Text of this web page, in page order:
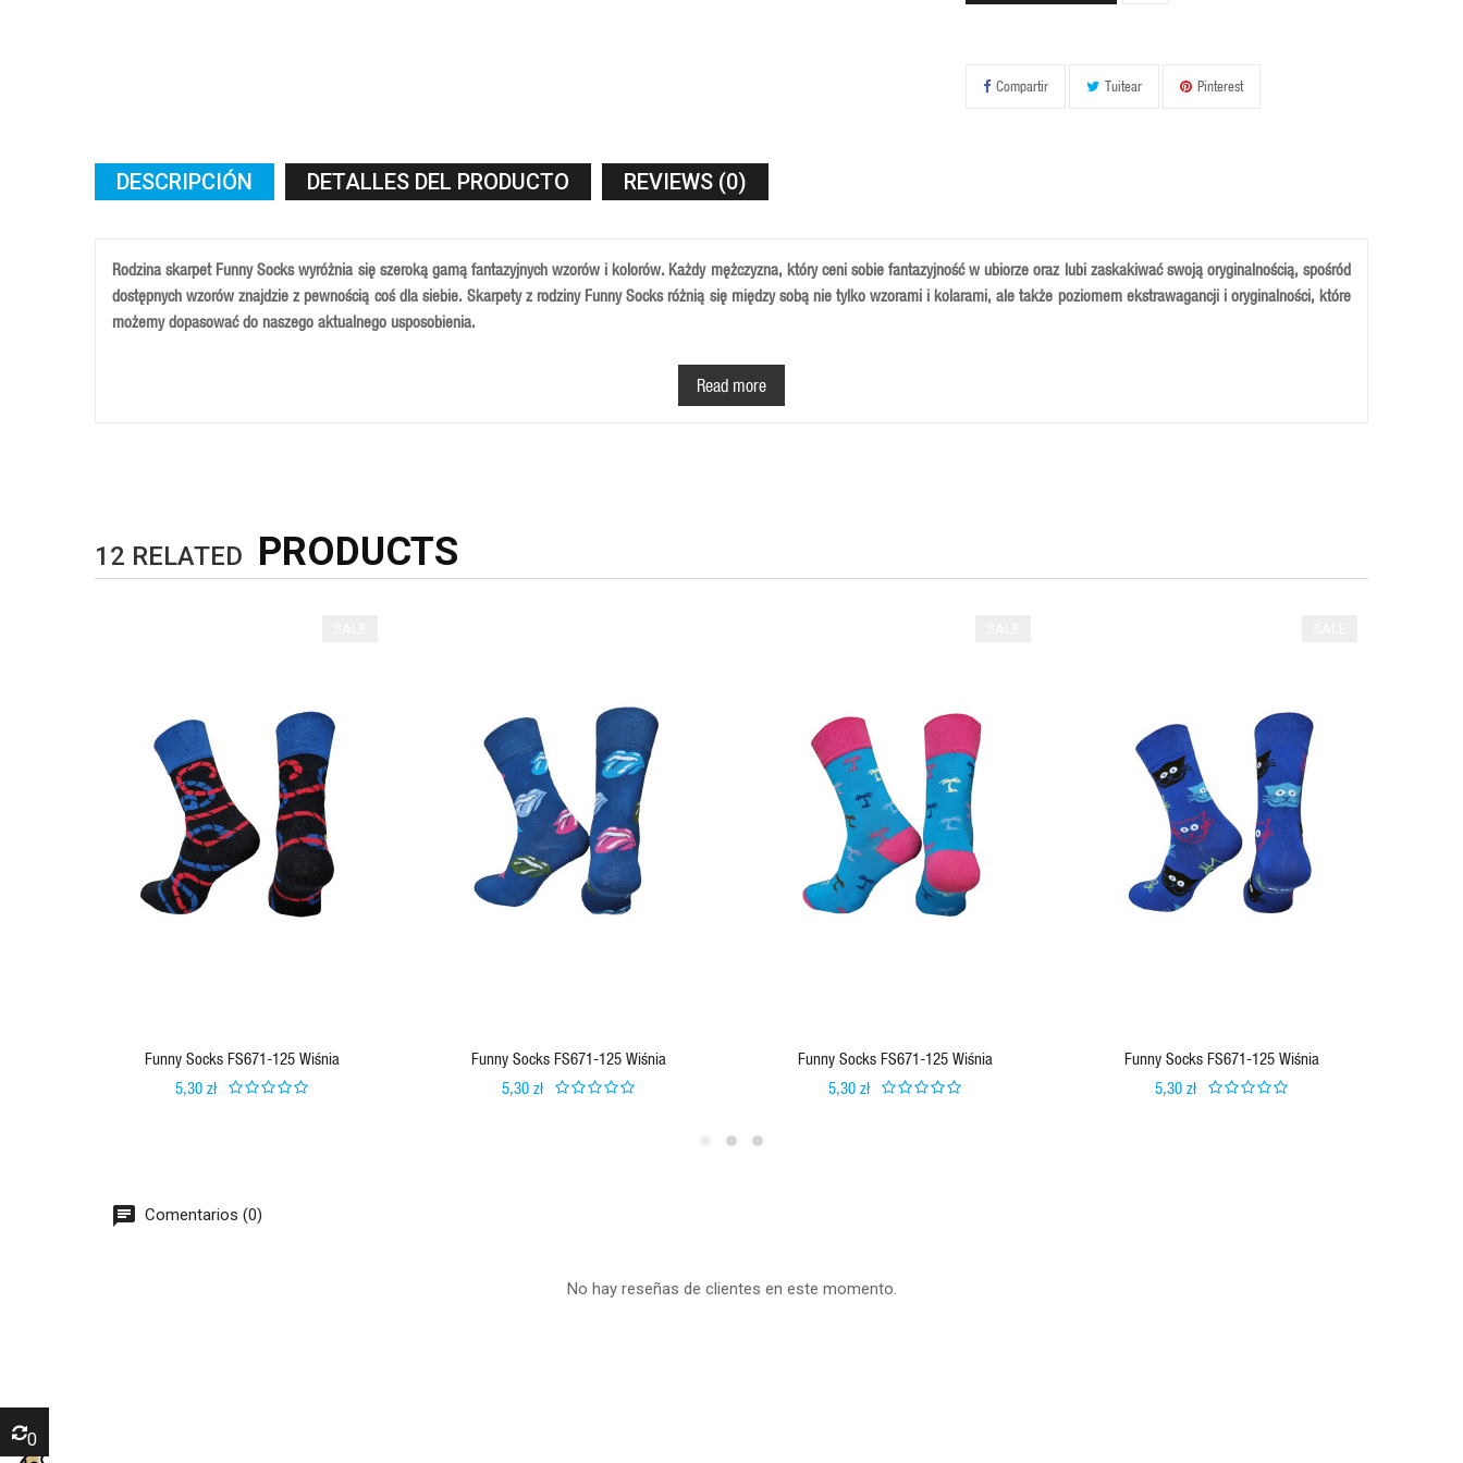
Compartir Tuitear Pinterest
DESCRIPCIÓN DETALLES DEL PRODUCTO REVIEWS (0)
Rodzina skarpet Funny Socks wyróżnia się szeroką gamą fantazyjnych wzorów i kolorów. Każdy mężczyzna, który ceni sobie fantazyjność w ubiorze oraz lubi zaskakiwać swoją oryginalnością, spośród
dostępnych wzorów znajdzie z pewnością coś dla siebie. Skarpety z rodziny Funny Socks różnią się między sobą nie tylko wzorami i kolarami, ale także poziomem ekstrawagancji i oryginalności, które
możemy dopasować do naszego aktualnego usposobienia.
Skarprta sklada się z większości z wysokiej klasy bawełny (80%), a także lycry (15%) i elastanu (5%).Zapewnia dużą swobodę ruchów i idealne dopasowanie do stopy. Dzieki zastosowaniu przy jej
produkcji naturalnych materiałów umożliwia właściwą cyrkulację powietrza i pozwala na zmniejszenie potliwości stóp.
Read more
12 RELATED PRODUCTS
Funny Socks FS671-125 Wiśnia
5,30 zł
Funny Socks FS671-125 Wiśnia
5,30 zł
Funny Socks FS671-125 Wiśnia
5,30 zł
Funny Socks FS671-125 Wiśnia
5,30 zł
Comentarios (0)
No hay reseñas de clientes en este momento.
0